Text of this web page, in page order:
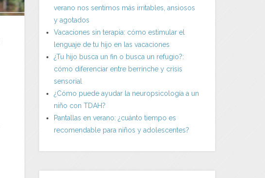
verano nos sentimos más irritables, ansiosos
y agotados
Vacaciones sin terapia: cómo estimular el
lenguaje de tu hijo en las vacaciones
¿Tu hijo busca un fin o busca un refugio?:
cómo diferenciar entre berrinche y crisis
sensorial
¿Cómo puede ayudar la neuropsicología a un
niño con TDAH?
Pantallas en verano: ¿cuánto tiempo es
recomendable para niños y adolescentes?